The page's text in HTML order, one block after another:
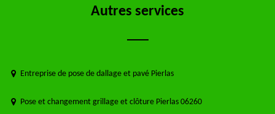
Autres services
Entreprise de pose de dallage et pavé Pierlas
Pose et changement grillage et clôture Pierlas 06260